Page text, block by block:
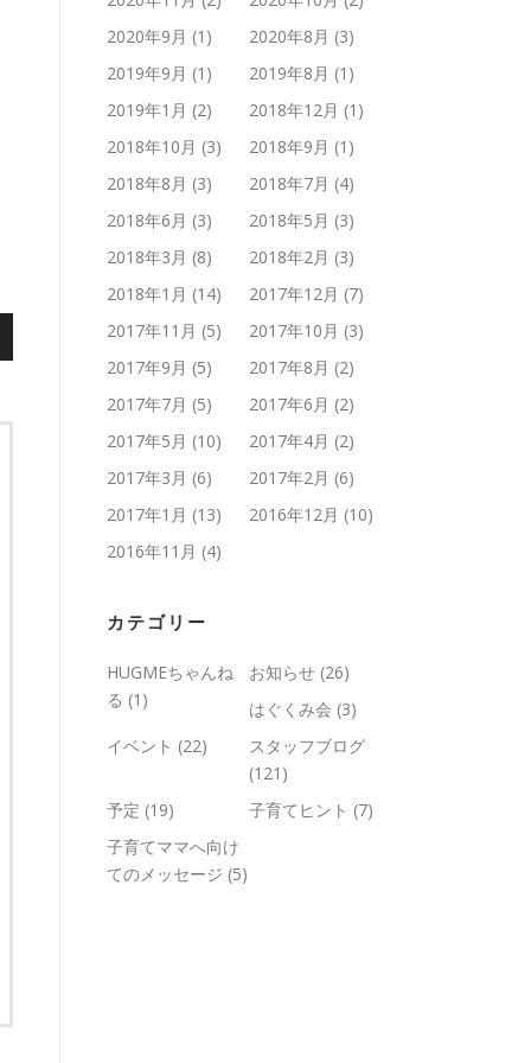
2020年9月 (1) 2020年8月 (3)
2019年9月 (1) 2019年8月 (1)
2019年1月 (2) 2018年12月 (1)
2018年10月 (3) 2018年9月 (1)
2018年8月 (3) 2018年7月 (4)
2018年6月 (3) 2018年5月 (3)
2018年3月 (8) 2018年2月 (3)
2018年1月 (14) 2017年12月 (7)
2017年11月 (5) 2017年10月 (3)
2017年9月 (5) 2017年8月 (2)
2017年7月 (5) 2017年6月 (2)
2017年5月 (10) 2017年4月 (2)
2017年3月 (6) 2017年2月 (6)
2017年1月 (13) 2016年12月 (10)
2016年11月 (4)
カテゴリー
HUGMEちゃんね
る (1)
お知らせ (26)
はぐくみ会 (3)
イベント (22)
スタッフブログ
(121)
予定 (19) 子育てヒント (7)
子育てママへ向け
てのメッセージ (5)